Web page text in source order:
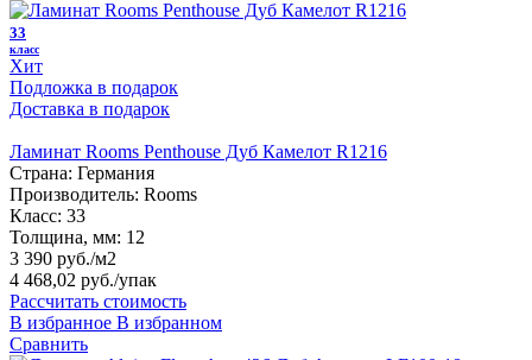
33
класс
Хит
Подложка в подарок
Доставка в подарок
Ламинат Rooms Penthouse Дуб Камелот R1216
Страна: Германия
Производитель: Rooms
Класс: 33
Толщина, мм: 12
3 390 руб./м2
4 468,02 руб./упак
Рассчитать стоимость
В избранное В избранном
Сравнить